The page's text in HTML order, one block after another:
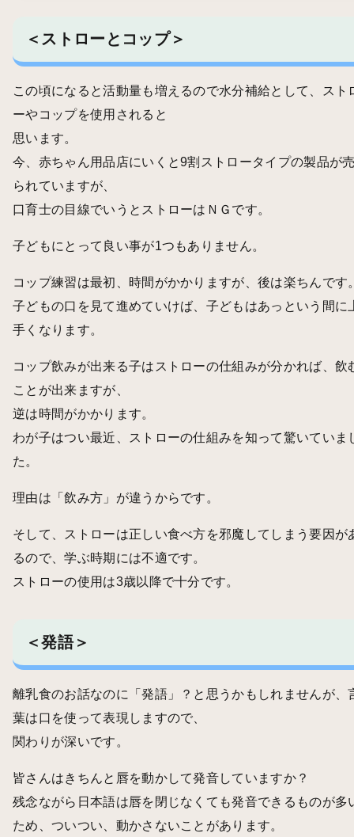
＜ストローとコップ＞
この頃になると活動量も増えるので水分補給として、スト
ーやコップを使用されると
思います。
今、赤ちゃん用品店にいくと9割ストロータイプの製品が
られていますが、
口育士の目線でいうとストローはＮＧです。
子どもにとって良い事が1つもありません。
コップ練習は最初、時間がかかりますが、後は楽ちんです
子どもの口を見て進めていけば、子どもはあっという間に
手くなります。
コップ飲みが出来る子はストローの仕組みが分かれば、飲
ことが出来ますが、
逆は時間がかかります。
わが子はつい最近、ストローの仕組みを知って驚いていま
た。
理由は「飲み方」が違うからです。
そして、ストローは正しい食べ方を邪魔してしまう要因が
るので、学ぶ時期には不適です。
ストローの使用は3歳以降で十分です。
＜発語＞
離乳食のお話なのに「発語」？と思うかもしれませんが、
葉は口を使って表現しますので、
関わりが深いです。
皆さんはきちんと唇を動かして発音していますか？
残念ながら日本語は唇を閉じなくても発音できるものが多
ため、ついつい、動かさないことがあります。